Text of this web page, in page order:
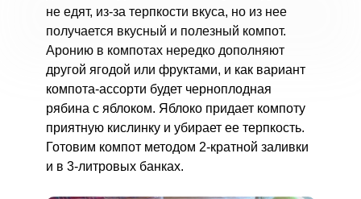
не едят, из-за терпкости вкуса, но из нее
получается вкусный и полезный компот.
Аронию в компотах нередко дополняют
другой ягодой или фруктами, и как вариант
компота-ассорти будет черноплодная
рябина с яблоком. Яблоко придает компоту
приятную кислинку и убирает ее терпкость.
Готовим компот методом 2-кратной заливки
и в 3-литровых банках.